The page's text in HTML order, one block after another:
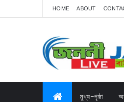
HOME ABOUT
মুখ্য-পৃষ্ঠা